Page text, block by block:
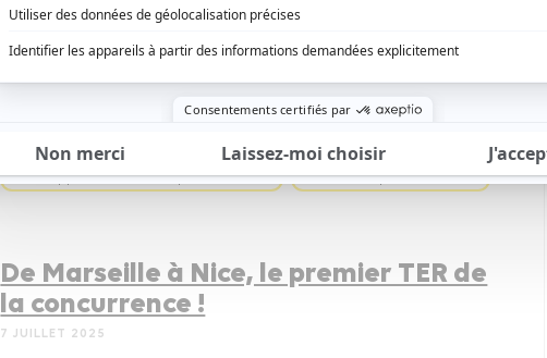
d’Azur
13 AOÛT 2025
d’Azur, a signé une convention de partenariat avec Sébastien
Développement économique - formation Provence-Alpes-Côte d’Azur
De Marseille à Nice, le premier TER de
la concurrence !
7 JUILLET 2025